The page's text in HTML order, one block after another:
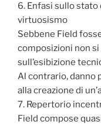
6. Enfasi sullo
virtuosismo
Sebbene Field
composizioni non
sull’esibizione
Al contrario, danno
alla creazione di
7. Repertorio
Field compose